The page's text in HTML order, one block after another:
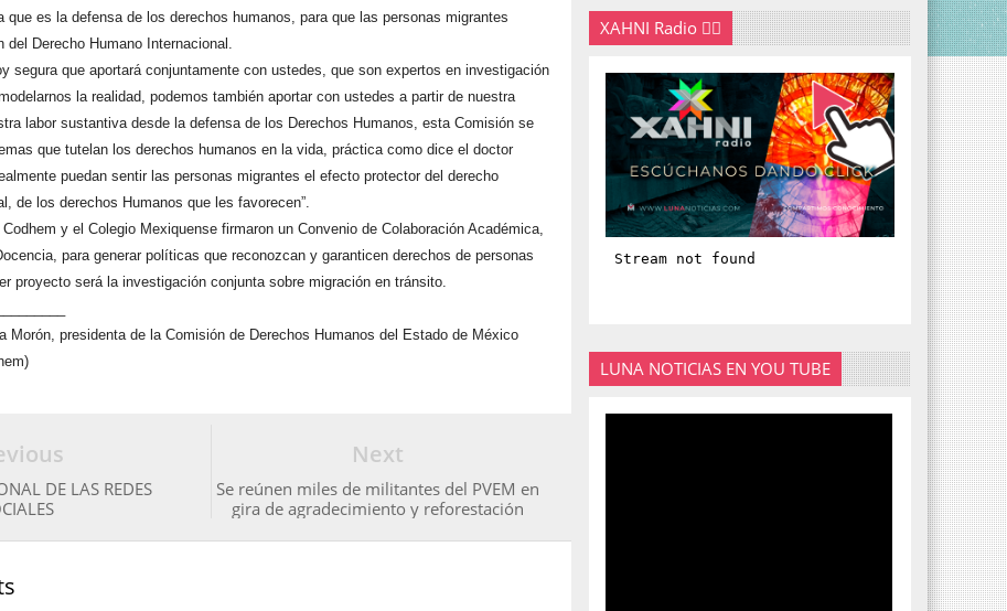
que es la defensa de los derechos humanos, para que las personas migrantes
del Derecho Humano Internacional.
segura que aportará conjuntamente con ustedes, que son expertos en investigación
la realidad, podemos también aportar con ustedes a partir de nuestra
labor sustantiva desde la defensa de los Derechos Humanos, esta Comisión se
que tutelan los derechos humanos en la vida, práctica como dice el doctor
puedan sentir las personas migrantes el efecto protector del derecho
de los derechos Humanos que les favorecen”.
y el Colegio Mexiquense firmaron un Convenio de Colaboración Académica,
para generar políticas que reconozcan y garanticen derechos de personas
proyecto será la investigación conjunta sobre migración en tránsito.
Morón, presidenta de la Comisión de Derechos Humanos del Estado de México
Next
Se reúnen miles de militantes del PVEM en
gira de agradecimiento y reforestación
DE LAS REDES
XAHNI Radio 👇🏽
LUNA NOTICIAS EN YOU TUBE